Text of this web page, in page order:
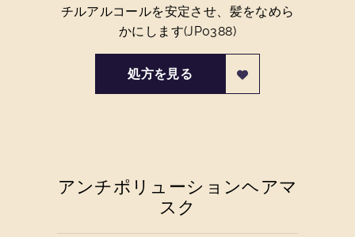
チルアルコールを安定させ、髪をなめら
かにします(JP0388)
処方を見る
アンチポリューションヘアマ
スク